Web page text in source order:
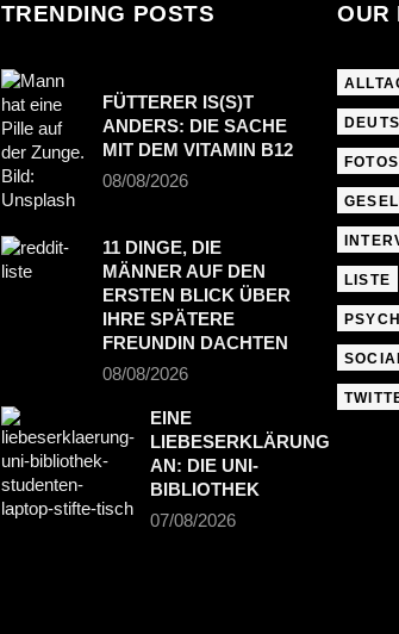
TRENDING POSTS
FÜTTERER IS(S)T
ANDERS: DIE SACHE
MIT DEM VITAMIN B12
08/08/2026
11 DINGE, DIE
MÄNNER AUF DEN
ERSTEN BLICK ÜBER
IHRE SPÄTERE
FREUNDIN DACHTEN
08/08/2026
EINE
LIEBESERKLÄRUNG
AN: DIE UNI-
BIBLIOTHEK
07/08/2026
OUR
FOTOS
LISTE